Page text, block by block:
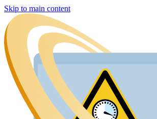
Skip to main content